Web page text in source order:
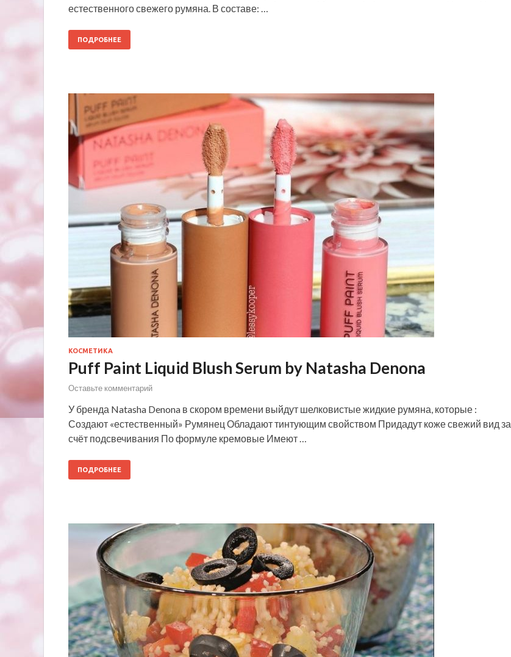
естественного свежего румяна. В составе: …
ПОДРОБНЕЕ
КОСМЕТИКА
Puff Paint Liquid Blush Serum by Natasha Denona
Оставьте комментарий
У бренда Natasha Denona в скором времени выйдут шелковистые жидкие румяна, которые :
Создают «естественный» Румянец Обладают тинтующим свойством Придадут коже свежий вид за
счёт подсвечивания По формуле кремовые Имеют …
ПОДРОБНЕЕ